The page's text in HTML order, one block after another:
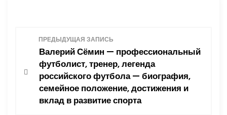
ПРЕДЫДУЩАЯ ЗАПИСЬ
Валерий Сёмин — профессиональный
футболист, тренер, легенда
российского футбола — биография,
семейное положение, достижения и
вклад в развитие спорта